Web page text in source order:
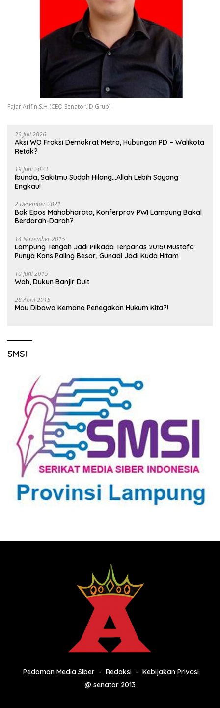
Fajar Arifin,S.H (CEO Senator.ID Grup)
29 Juli 2026
Aksi WO Fraksi Demokrat Metro, Hubungan PD – Walikota
Retak?
19 Juni 2023
Ibunda, Sakitmu Sudah Hilang…Allah Lebih Sayang
Engkau!
2 Desember 2021
Bak Epos Mahabharata, Konferprov PWI Lampung Bakal
Berdarah-Darah?
14 November 2015
Lampung Tengah Jadi Pilkada Terpanas 2015! Mustafa
Punya Kans Paling Besar, Gunadi Jadi Kuda Hitam
10 Juni 2015
Wah, Dukun Banjir Duit
28 April 2015
Mau Dibawa Kemana Penegakan Hukum Kita?!
SMSI
Pedoman Media Siber Redaksi
Kebijakan Privasi
@ senator 2013